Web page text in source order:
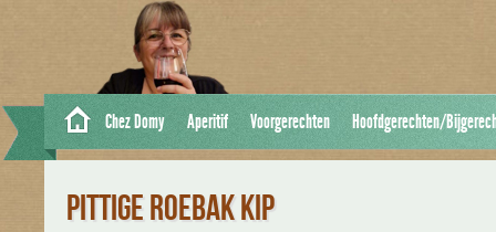
Chez Domy Aperitif Voorgerechten Hoofdgerechten/
PITTIGE ROEBAK KIP